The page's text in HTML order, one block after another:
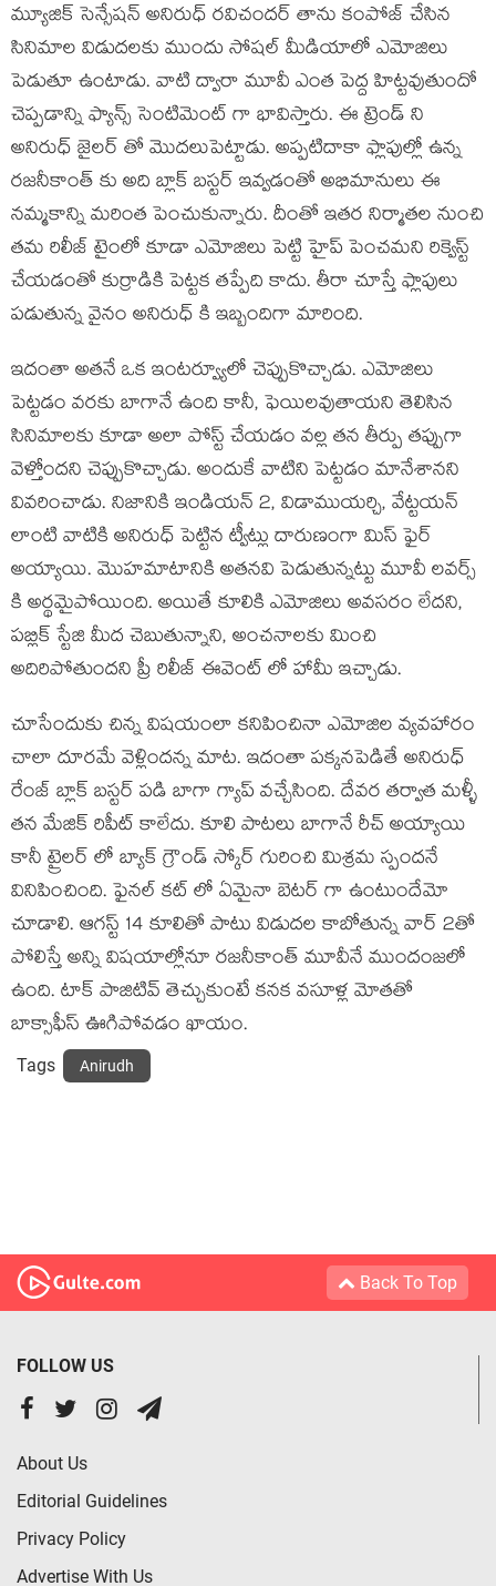
మ్యూజిక్ సెన్సేషన్ అనిరుధ్ రవిచందర్ తాను కంపోజ్ చేసిన
సినిమాల విడుదలకు ముందు సోషల్ మీడియాలో ఎమోజిలు
పెడుతూ ఉంటాడు. వాటి ద్వారా మూవీ ఎంత పెద్ద హిట్టవుతుందో
చెప్పడాన్ని ఫ్యాన్స్ సెంటిమెంట్ గా భావిస్తారు. ఈ ట్రెండ్ ని
అనిరుధ్ జైలర్ తో మొదలుపెట్టాడు. అప్పటిదాకా ఫ్లాపుల్లో ఉన్న
రజనీకాంత్ కు అది బ్లాక్ బస్టర్ ఇవ్వడంతో అభిమానులు ఈ
నమ్మకాన్ని మరింత పెంచుకున్నారు. దీంతో ఇతర నిర్మాతల నుంచి
తమ రిలీజ్ టైంలో కూడా ఎమోజిలు పెట్టి హైప్ పెంచమని రిక్వెస్ట్
చేయడంతో కుర్రాడికి పెట్టక తప్పేది కాదు. తీరా చూస్తే ఫ్లాపులు
పడుతున్న వైనం అనిరుధ్ కి ఇబ్బందిగా మారింది.
ఇదంతా అతనే ఒక ఇంటర్వ్యూలో చెప్పుకొచ్చాడు. ఎమోజిలు
పెట్టడం వరకు బాగానే ఉంది కానీ, ఫెయిలవుతాయని తెలిసిన
సినిమాలకు కూడా అలా పోస్ట్ చేయడం వల్ల తన తీర్పు తప్పుగా
వెళ్తోందని చెప్పుకొచ్చాడు. అందుకే వాటిని పెట్టడం మానేశానని
వివరించాడు. నిజానికి ఇండియన్ 2, విడాముయర్చి, వేట్టయన్
లాంటి వాటికి అనిరుధ్ పెట్టిన ట్వీట్లు దారుణంగా మిస్ ఫైర్
అయ్యాయి. మొహమాటానికి అతనవి పెడుతున్నట్టు మూవీ లవర్స్
కి అర్థమైపోయింది. అయితే కూలికి ఎమోజిలు అవసరం లేదని,
పబ్లిక్ స్టేజి మీద చెబుతున్నాని, అంచనాలకు మించి
అదిరిపోతుందని ప్రీ రిలీజ్ ఈవెంట్ లో హామీ ఇచ్చాడు.
చూసేందుకు చిన్న విషయంలా కనిపించినా ఎమోజిల వ్యవహారం
చాలా దూరమే వెళ్లిందన్న మాట. ఇదంతా పక్కనపెడితే అనిరుధ్
రేంజ్ బ్లాక్ బస్టర్ పడి బాగా గ్యాప్ వచ్చేసింది. దేవర తర్వాత మళ్ళీ
తన మేజిక్ రిపీట్ కాలేదు. కూలి పాటలు బాగానే రీచ్ అయ్యాయి
కానీ ట్రైలర్ లో బ్యాక్ గ్రౌండ్ స్కోర్ గురించి మిశ్రమ స్పందనే
వినిపించింది. ఫైనల్ కట్ లో ఏమైనా బెటర్ గా ఉంటుందేమో
చూడాలి. ఆగస్ట్ 14 కూలితో పాటు విడుదల కాబోతున్న వార్ 2తో
పోలిస్తే అన్ని విషయాల్లోనూ రజనీకాంత్ మూవీనే ముందంజలో
ఉంది. టాక్ పాజిటివ్ తెచ్చుకుంటే కనక వసూళ్ల మోతతో
బాక్సాఫీస్ ఊగిపోవడం ఖాయం.
Tags Anirudh
Back To Top
FOLLOW US
About Us
Editorial Guidelines
Privacy Policy
Advertise With Us